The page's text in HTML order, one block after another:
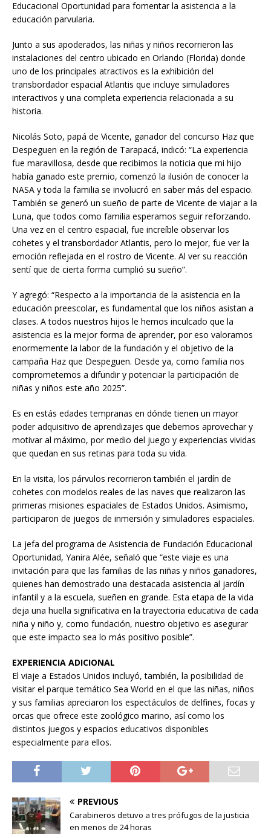
Educacional Oportunidad para fomentar la asistencia a la
educación parvularia.
Junto a sus apoderados, las niñas y niños recorrieron las
instalaciones del centro ubicado en Orlando (Florida) donde
uno de los principales atractivos es la exhibición del
transbordador espacial Atlantis que incluye simuladores
interactivos y una completa experiencia relacionada a su
historia.
Nicolás Soto, papá de Vicente, ganador del concurso Haz que
Despeguen en la región de Tarapacá, indicó: “La experiencia
fue maravillosa, desde que recibimos la noticia que mi hijo
había ganado este premio, comenzó la ilusión de conocer la
NASA y toda la familia se involucró en saber más del espacio.
También se generó un sueño de parte de Vicente de viajar a la
Luna, que todos como familia esperamos seguir reforzando.
Una vez en el centro espacial, fue increíble observar los
cohetes y el transbordador Atlantis, pero lo mejor, fue ver la
emoción reflejada en el rostro de Vicente. Al ver su reacción
sentí que de cierta forma cumplió su sueño”.
Y agregó: “Respecto a la importancia de la asistencia en la
educación preescolar, es fundamental que los niños asistan a
clases. A todos nuestros hijos le hemos inculcado que la
asistencia es la mejor forma de aprender, por eso valoramos
enormemente la labor de la fundación y el objetivo de la
campaña Haz que Despeguen. Desde ya, como familia nos
comprometemos a difundir y potenciar la participación de
niñas y niños este año 2025”.
Es en estás edades tempranas en dónde tienen un mayor
poder adquisitivo de aprendizajes que debemos aprovechar y
motivar al máximo, por medio del juego y experiencias vividas
que quedan en sus retinas para toda su vida.
En la visita, los párvulos recorrieron también el jardín de
cohetes con modelos reales de las naves que realizaron las
primeras misiones espaciales de Estados Unidos. Asimismo,
participaron de juegos de inmersión y simuladores espaciales.
La jefa del programa de Asistencia de Fundación Educacional
Oportunidad, Yanira Alée, señaló que “este viaje es una
invitación para que las familias de las niñas y niños ganadores,
quienes han demostrado una destacada asistencia al jardín
infantil y a la escuela, sueñen en grande. Esta etapa de la vida
deja una huella significativa en la trayectoria educativa de cada
niña y niño y, como fundación, nuestro objetivo es asegurar
que este impacto sea lo más positivo posible”.
EXPERIENCIA ADICIONAL
El viaje a Estados Unidos incluyó, también, la posibilidad de
visitar el parque temático Sea World en el que las niñas, niños
y sus familias apreciaron los espectáculos de delfines, focas y
orcas que ofrece este zoológico marino, así como los
distintos juegos y espacios educativos disponibles
especialmente para ellos.
PREVIOUS
Carabineros detuvo a tres prófugos de la justicia
en menos de 24 horas